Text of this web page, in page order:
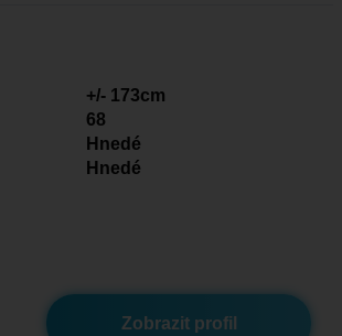
+/- 173cm
68
Hnedé
Hnedé
Zobrazit profil